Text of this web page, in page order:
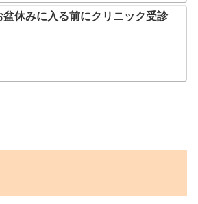
盆休みに入る前にクリニック受診